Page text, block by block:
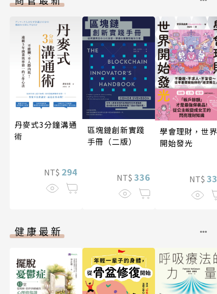
丹麥式3分鐘溝通
術
NT$ 294
區塊鏈創新實踐
手冊（二版）
NT$ 336
學會理財，世界
開始發光
NT$
健康最新